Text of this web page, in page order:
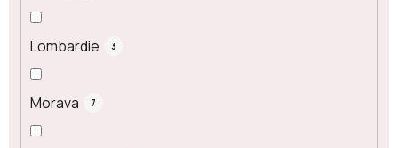
Lombardie 3
Morava 7